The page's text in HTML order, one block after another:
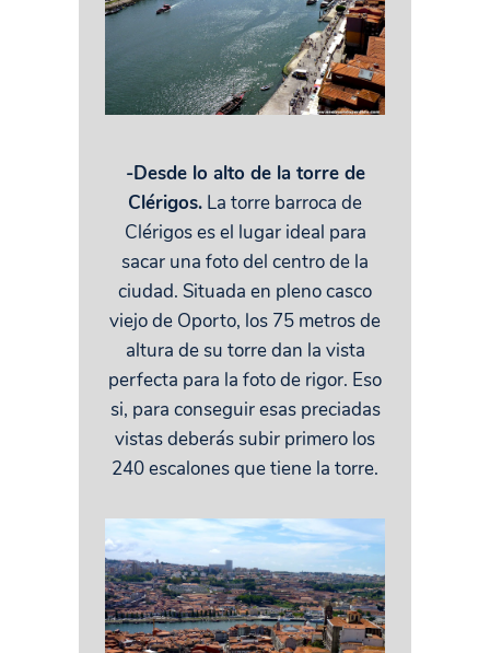
-Desde lo alto de la torre de
Clérigos. La torre barroca de
Clérigos es el lugar ideal para
sacar una foto del centro de la
ciudad. Situada en pleno casco
viejo de Oporto, los 75 metros de
altura de su torre dan la vista
perfecta para la foto de rigor. Eso
si, para conseguir esas preciadas
vistas deberás subir primero los
240 escalones que tiene la torre.